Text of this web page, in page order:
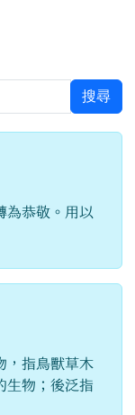
搜尋
為恭敬。用以
，指鳥獸草木
生物；後泛指